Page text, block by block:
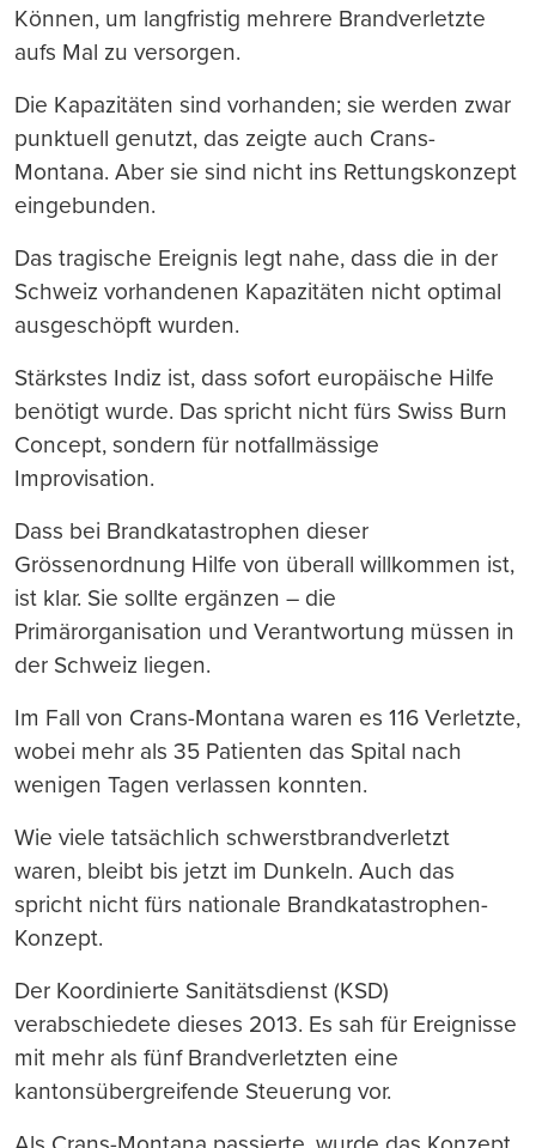
Können, um langfristig mehrere Brandverletzte
aufs Mal zu versorgen.
Die Kapazitäten sind vorhanden; sie werden zwar
punktuell genutzt, das zeigte auch Crans-
Montana. Aber sie sind nicht ins Rettungskonzept
eingebunden.
Das tragische Ereignis legt nahe, dass die in der
Schweiz vorhandenen Kapazitäten nicht optimal
ausgeschöpft wurden.
Stärkstes Indiz ist, dass sofort europäische Hilfe
benötigt wurde. Das spricht nicht fürs Swiss Burn
Concept, sondern für notfallmässige
Improvisation.
Dass bei Brandkatastrophen dieser
Grössenordnung Hilfe von überall willkommen ist,
ist klar. Sie sollte ergänzen – die
Primärorganisation und Verantwortung müssen in
der Schweiz liegen.
Im Fall von Crans-Montana waren es 116 Verletzte,
wobei mehr als 35 Patienten das Spital nach
wenigen Tagen verlassen konnten.
Wie viele tatsächlich schwerstbrandverletzt
waren, bleibt bis jetzt im Dunkeln. Auch das
spricht nicht fürs nationale Brandkatastrophen-
Konzept.
Der Koordinierte Sanitätsdienst (KSD)
verabschiedete dieses 2013. Es sah für Ereignisse
mit mehr als fünf Brandverletzten eine
kantonsübergreifende Steuerung vor.